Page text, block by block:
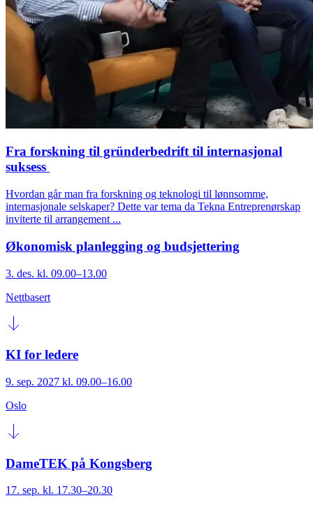
Fra forskning til gründerbedrift til internasjonal
suksess
Hvordan går man fra forskning og teknologi til lønnsomme,
internasjonale selskaper? Dette var tema da Tekna Entreprenørskap
inviterte til arrangement ...
Økonomisk planlegging og budsjettering
3. des. kl. 09.00–13.00
Nettbasert
KI for ledere
9. sep. 2027 kl. 09.00–16.00
Oslo
DameTEK på Kongsberg
17. sep. kl. 17.30–20.30